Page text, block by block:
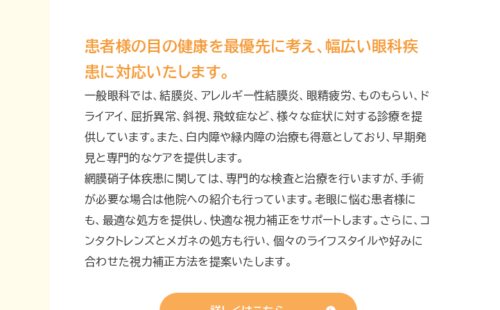
患者様の目の健康を最優先に考え、幅広い眼科疾
患に対応いたします。
一般眼科では、結膜炎、アレルギー性結膜炎、眼精疲労、ものもらい、ド
ライアイ、屈折異常、斜視、飛蚊症など、様々な症状に対する診療を提
供しています。また、白内障や緑内障の治療も得意としており、早期発
見と専門的なケアを提供します。
網膜硝子体疾患に関しては、専門的な検査と治療を行いますが、手術
が必要な場合は他院への紹介も行っています。老眼に悩む患者様に
も、最適な処方を提供し、快適な視力補正をサポートします。さらに、コ
ンタクトレンズとメガネの処方も行い、個々のライフスタイルや好みに
合わせた視力補正方法を提案いたします。